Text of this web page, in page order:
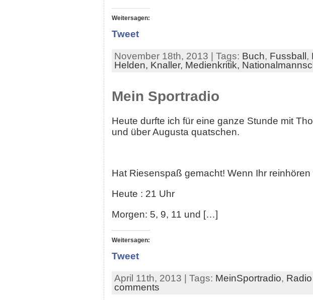
Weitersagen:
Tweet
November 18th, 2013 | Tags: Buch, Fussball ,
Helden, Knaller, Medienkritik,
Mein Sportradio
Heute durfte ich für eine ganze Stunde mit
und über Augusta quatschen.
Hat Riesenspaß gemacht! Wenn Ihr
Heute : 21 Uhr
Morgen: 5, 9, 11 und […]
Weitersagen:
Tweet
April 11th, 2013 | Tags: MeinSportradio, Radio
comments